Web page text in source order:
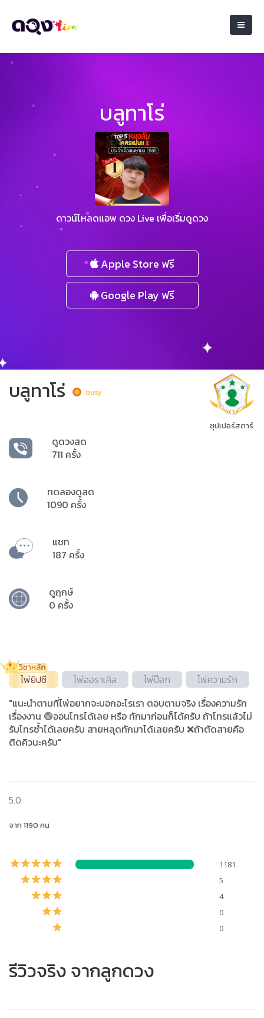
บลูทาโร่
ดาวน์โหลดแอพ ดวง Live เพื่อเริ่มดูดวง
Apple Store ฟรี
Google Play ฟรี
บลูทาโร่ busy
ดูดวงสด
711 ครั้ง
ทดลองดูสด
1090 ครั้ง
แชท
187 ครั้ง
ดูฤกษ์
0 ครั้ง
ซุปเปอร์สตาร์
ไพ่ยิปซี ไพ่ออราเคิล ไพ่ป๊อก
ไพ่ความรัก
"แนะนำตามที่ไพ่อยากจะบอกอะไรเรา ตอบตามจริง เรื่องความรัก
เรื่องงาน 🟢ออนโทรได้เลย หรือ ทักมาก่อนก็ได้ครับ ถ้าโทรแล้วไม่
รับโทรซ้ำได้เลยครับ สายหลุดทักมาได้เลยครับ ❌ถ้าตัดสายคือ
ติดคิวนะครับ"
5.0
จาก 1190 คน
1181
5
4
0
0
รีวิวจริง จากลูกดวง